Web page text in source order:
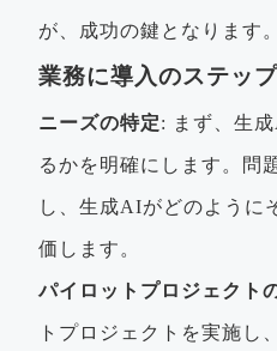
が、成功の鍵となります。
業務に導入のステップ
ニーズの特定: まず、生
るかを明確にします。問
し、生成AIがどのように
価します。
パイロットプロジェクト
トプロジェクトを実施し